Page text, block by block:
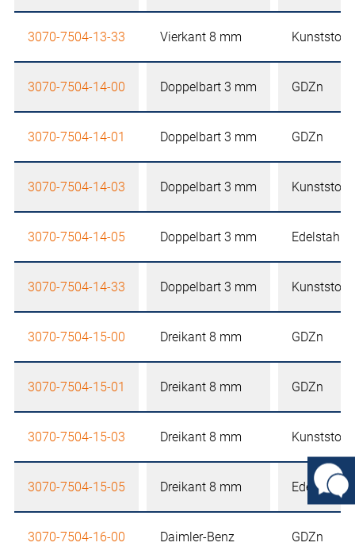
3070-7504-13-33 Vierkant 8 mm Kunststoff
3070-7504-14-00 Doppelbart 3 mm GDZn
3070-7504-14-01 Doppelbart 3 mm GDZn
3070-7504-14-03 Doppelbart 3 mm Kunststoff
3070-7504-14-05 Doppelbart 3 mm Edelstahl
3070-7504-14-33 Doppelbart 3 mm Kunststoff
3070-7504-15-00 Dreikant 8 mm GDZn
3070-7504-15-01 Dreikant 8 mm GDZn
3070-7504-15-03 Dreikant 8 mm Kunststoff
3070-7504-15-05 Dreikant 8 mm Edelstahl
3070-7504-16-00 Daimler-Benz GDZn